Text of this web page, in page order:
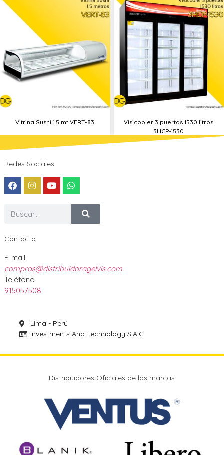
Vitrina Sushi 1.5 mt VERT-83
Visicooler 3 puertas 1530 litros
3HCP-1530
Redes Sociales
Contacto
E-mail:
compras@distribuidoragelvis.com
Teléfono
915057508
Lima - Perú
Investments And Technology S.A.C
Distribuidores Oficiales de las marcas